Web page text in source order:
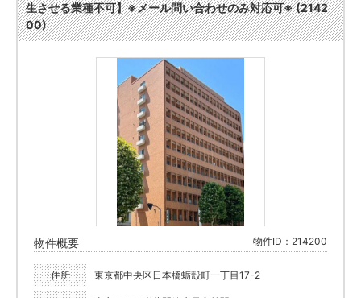
生させる業種不可】※メール問い合わせのみ対応可※ (2142
00)
物件概要 物件ID：214200
住所 東京都中央区日本橋蛎殻町一丁目17-2